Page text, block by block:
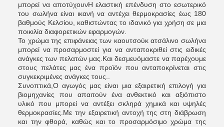
μπορεί να αποτύχουνΗ ελαστική επένδυση στο εσωτερικό
του σωλήνα είναι ικανή να αντέχει θερμοκρασίες έως 180
βαθμούς Κελσίου, καθιστώντας το ιδανικό για χρήση σε μια
ποικιλία διαφορετικών εφαρμογών.
Το χρώμα της επιφάνειας των καουτσούκ ατσάλινο σωλήνα
μπορεί να προσαρμοστεί για να ανταποκριθεί στις ειδικές
ανάγκες των πελατών μας.Και δεσμευόμαστε να παρέχουμε
στους πελάτες μας ένα προϊόν που ανταποκρίνεται στις
συγκεκριμένες ανάγκες τους..
Συνοπτικά,Ο αγωγός μας είναι μια εξαιρετική επιλογή για
βιομηχανίες που απαιτούν ένα ανθεκτικό και αξιόπιστο
υλικό που μπορεί να αντέξει σκληρά χημικά και υψηλές
θερμοκρασίες.Με την εξαιρετική αντοχή της στη διάβρωση
και την φθορά, καθώς και το προσαρμόσιμο χρώμα της